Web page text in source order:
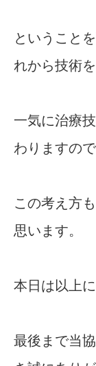
ということ
れから技術
一気に治療
わりますので
この考え方
思います。
本日は以上に
最後まで当